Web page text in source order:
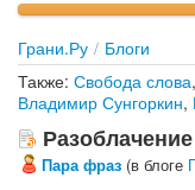
Грани.Ру / Блоги
Также: Свобода слова,
Владимир Сунгоркин,
Пара фраз (в блоге